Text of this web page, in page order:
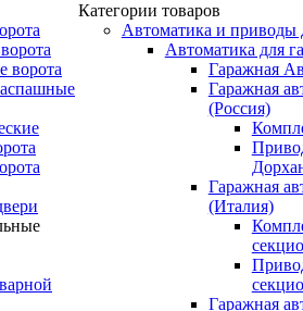
ворота
Категории товаров
Автоматика и приводы
Автоматика для
Гаражная
Гаражная
(Россия)
Гаражная
(Италия)
Гаражная